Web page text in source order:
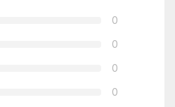
0
0
0
0